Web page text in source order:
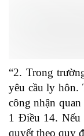
“2. Trong
yêu cầu ly hôn.
công nhận
1 Điều 14. Nếu
quyết theo quy